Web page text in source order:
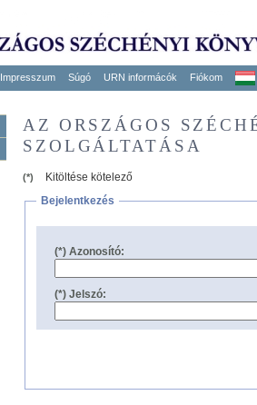
Impresszum Súgó URN informácók Fiókom
AZ ORSZÁGOS
SZOLGÁLTATÁSA
(*)
Kitöltése kötelező
Bejelentkezés
(*) Azonosító:
(*) Jelszó: